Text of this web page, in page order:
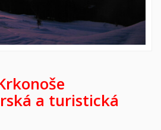
a turistická